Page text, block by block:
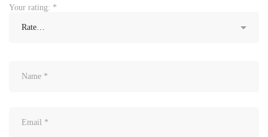
Your rating: *